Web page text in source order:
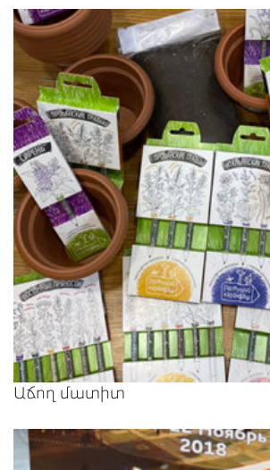
Աճող մատիտ